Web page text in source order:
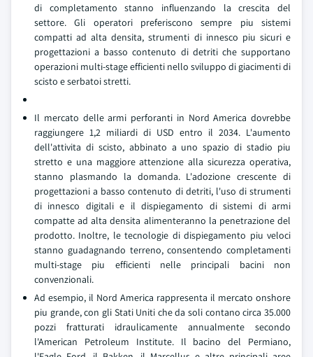
di completamento stanno influenzando la crescita del
settore. Gli operatori preferiscono sempre piu sistemi
compatti ad alta densita, strumenti di innesco piu sicuri e
progettazioni a basso contenuto di detriti che supportano
operazioni multi-stage efficienti nello sviluppo di giacimenti di
scisto e serbatoi stretti.
Il mercato delle armi perforanti in Nord America dovrebbe
raggiungere 1,2 miliardi di USD entro il 2034. L'aumento
dell'attivita di scisto, abbinato a uno spazio di stadio piu
stretto e una maggiore attenzione alla sicurezza operativa,
stanno plasmando la domanda. L'adozione crescente di
progettazioni a basso contenuto di detriti, l'uso di strumenti
di innesco digitali e il dispiegamento di sistemi di armi
compatte ad alta densita alimenteranno la penetrazione del
prodotto. Inoltre, le tecnologie di dispiegamento piu veloci
stanno guadagnando terreno, consentendo completamenti
multi-stage piu efficienti nelle principali bacini non
convenzionali.
Ad esempio, il Nord America rappresenta il mercato onshore
piu grande, con gli Stati Uniti che da soli contano circa 35.000
pozzi fratturati idraulicamente annualmente secondo
l'American Petroleum Institute. Il bacino del Permiano,